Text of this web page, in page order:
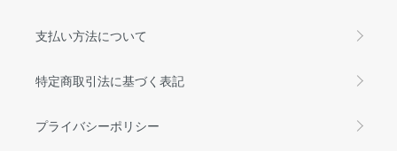
支払い方法について
特定商取引法に基づく表記
プライバシーポリシー